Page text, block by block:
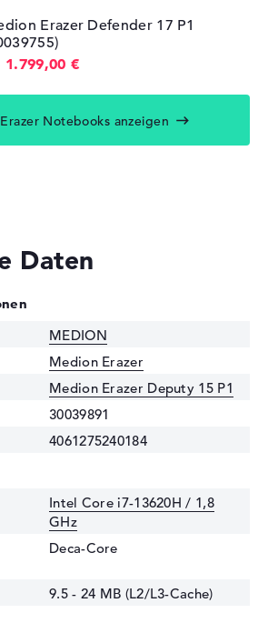
Erazer Defender 17 P1
1.799,00 €
Notebooks anzeigen
Daten
MEDION
Medion Erazer
Medion Erazer Deputy 15 P1
30039891
4061275240184
Intel Core i7-13620H / 1,8
GHz
Deca-Core
9.5 - 24 MB (L2/L3-Cache)